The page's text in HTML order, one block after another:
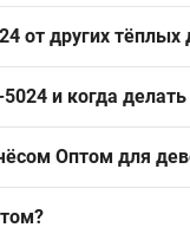
от других тёплых
в выкладку и
и когда
Оптом для
?